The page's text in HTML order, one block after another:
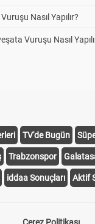
Nasıl Yapılır?
Vuruşu Nasıl
TV'de Bugün
Trabzonspor
iddaa Sonuçları Aktif